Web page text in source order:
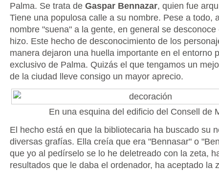
Palma. Se trata de Gaspar Bennazar, quien fue
Tiene una populosa calle a su nombre. Pese a todo,
nombre "suena" a la gente, en general se
hizo. Este hecho de desconocimiento de los
manera dejaron una huella importante en el entorno
exclusivo de Palma. Quizás el que tengamos un
de la ciudad lleve consigo un mayor aprecio.
En una esquina del edificio del Consell de
El hecho está en que la bibliotecaria ha buscado su
diversas grafías. Ella creía que era "Bennasar" o
que yo al pedírselo se lo he deletreado con la zeta,
resultados que le daba el ordenador, ha aceptado la